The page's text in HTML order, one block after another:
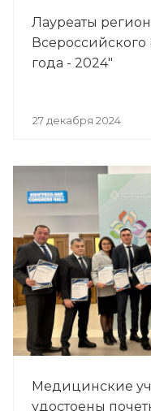
Лауреаты
года - 2024"
27 декабря 2024
Медицинские
удостоены